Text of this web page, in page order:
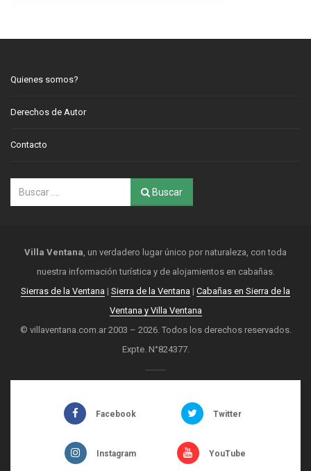
Quienes somos?
Derechos de Autor
Contacto
Buscar
Villa Ventana, un verdadero lugar único por naturaleza, con toda
nuestra información turística y de alojamientos en cabañas.
Sierras de la Ventana | Sierra de la Ventana | Cabañas en Sierra de la
Ventana y Villa Ventana
© villaventana.com.ar 2003 – 2026. Todos los derechos reservados.
Expte. N°824377.
Facebook Twitter
Instagram YouTube